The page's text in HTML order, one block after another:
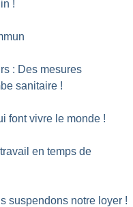
!
: Des mesures
sanitaire !
font vivre le monde !
en temps de
suspendons notre loyer !